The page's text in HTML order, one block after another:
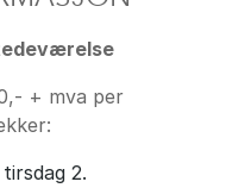
+ mva per
2.